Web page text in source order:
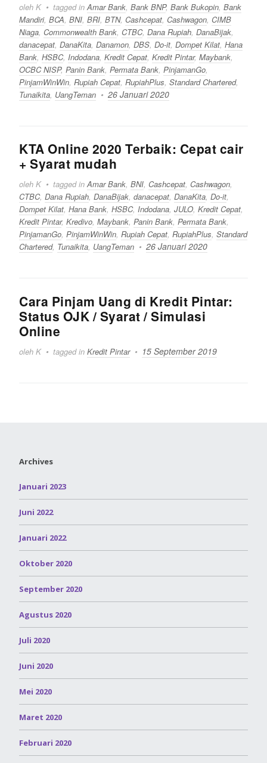
oleh K tagged in Amar Bank, Bank BNP, Bank Bukopin, Bank
Mandiri, BCA, BNI, BRI, BTN, Cashcepat, Cashwagon, CIMB
Niaga, Commonwealth Bank, CTBC, Dana Rupiah, DanaBijak,
danacepat, DanaKita, Danamon, DBS, Do-it, Dompet Kilat, Hana
Bank, HSBC, Indodana, Kredit Cepat, Kredit Pintar, Maybank,
OCBC NISP, Panin Bank, Permata Bank, PinjamanGo,
PinjamWinWin, Rupiah Cepat, RupiahPlus, Standard Chartered,
Tunaikita, UangTeman 26 Januari 2020
KTA Online 2020 Terbaik: Cepat cair
+ Syarat mudah
oleh K tagged inAmar Bank, BNI, Cashcepat, Cashwagon,
CTBC, Dana Rupiah, DanaBijak, danacepat, DanaKita, Do-it,
Dompet Kilat, Hana Bank, HSBC, Indodana, JULO, Kredit Cepat,
Kredit Pintar, Kredivo, Maybank, Panin Bank, Permata Bank,
PinjamanGo, PinjamWinWin, Rupiah Cepat, RupiahPlus, Standard
Chartered, Tunaikita, UangTeman 26 Januari 2020
Cara Pinjam Uang di Kredit Pintar:
Status OJK / Syarat / Simulasi
Online
oleh K tagged in Kredit Pintar 15 September 2019
Archives
Januari 2023
Juni 2022
Januari 2022
Oktober 2020
September 2020
Agustus 2020
Juli 2020
Juni 2020
Mei 2020
Maret 2020
Februari 2020